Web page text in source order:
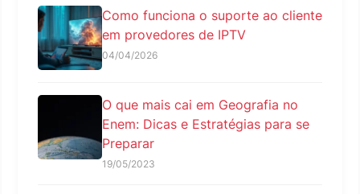
Como funciona o suporte ao cliente
em provedores de IPTV
04/04/2026
O que mais cai em Geografia no
Enem: Dicas e Estratégias para se
Preparar
19/05/2023